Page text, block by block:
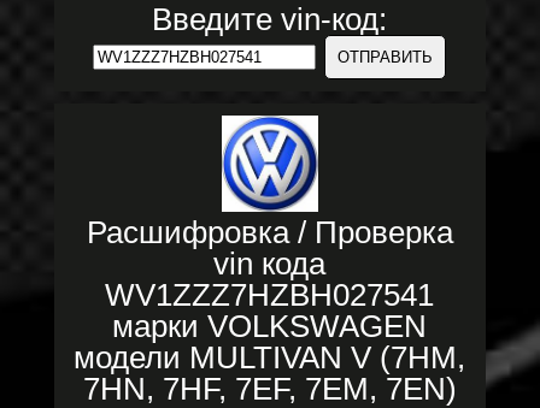
Введите vin-код:
Расшифровка / Проверка
vin кода
WV1ZZZ7HZBH027541
марки VOLKSWAGEN
модели MULTIVAN V (7HM,
7HN, 7HF, 7EF, 7EM, 7EN)